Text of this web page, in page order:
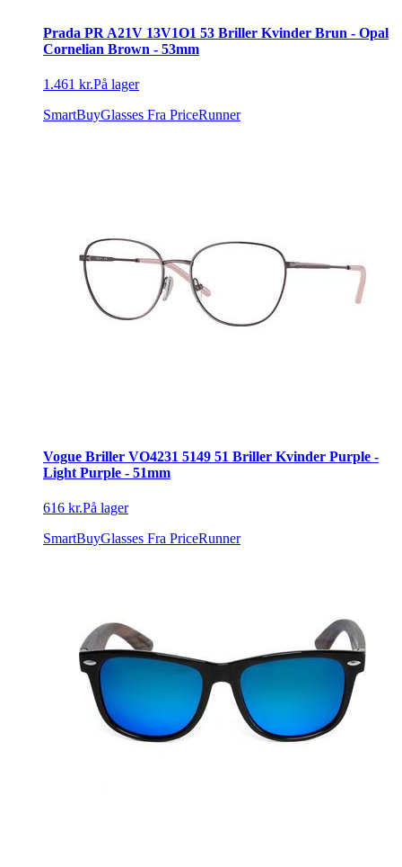
Prada PR A21V 13V1O1 53 Briller Kvinder Brun - Opal
Cornelian Brown - 53mm
1.461 kr.På lager
SmartBuyGlasses Fra PriceRunner
Vogue Briller VO4231 5149 51 Briller Kvinder Purple -
Light Purple - 51mm
616 kr.På lager
SmartBuyGlasses Fra PriceRunner